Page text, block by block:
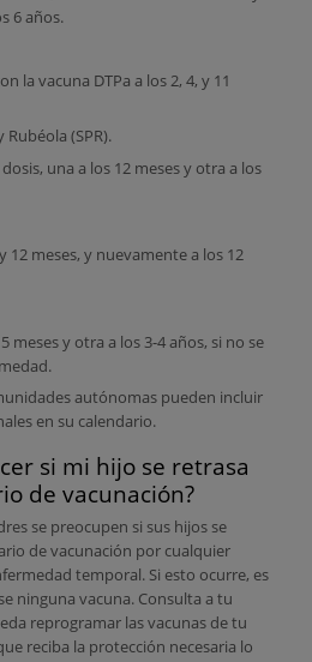
6 años.
la vacuna DTPa a los 2, 4, y 11
(SPR).
una a los 12 meses y otra a los
12 meses, y nuevamente a los 12
meses y otra a los 3-4 años, si no se
autónomas pueden incluir
en su calendario.
si mi hijo se retrasa
de vacunación?
se preocupen si sus hijos se
de vacunación por cualquier
temporal. Si esto ocurre, es
ninguna vacuna. Consulta a tu
reprogramar las vacunas de tu
reciba la protección necesaria lo